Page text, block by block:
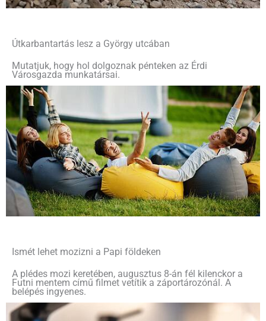
Útkarbantartás lesz a György utcában
Mutatjuk, hogy hol dolgoznak pénteken az Érdi
Városgazda munkatársai.
Ismét lehet mozizni a Papi földeken
A plédes mozi keretében, augusztus 8-án fél kilenckor a
Futni mentem című filmet vetítik a záportározónál. A
belépés ingyenes.